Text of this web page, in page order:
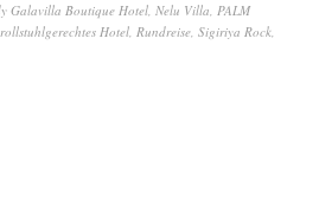
Galavilla Boutique Hotel, Nelu Villa, PALM
rollstuhlgerechtes Hotel, Rundreise, Sigiriya Rock,